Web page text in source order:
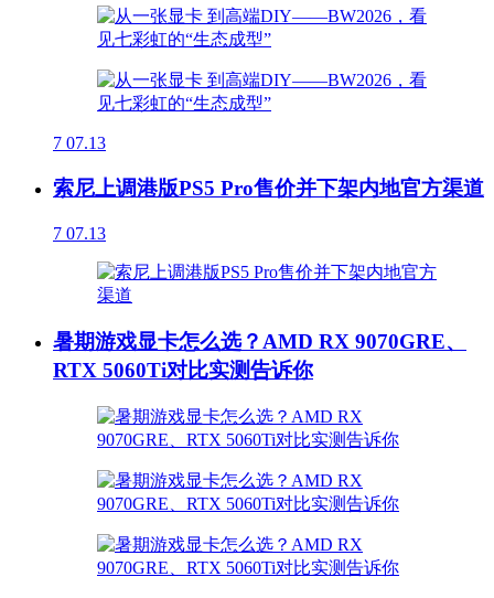
7 07.13
索尼上调港版PS5 Pro售价并下架内地官方渠道
7 07.13
暑期游戏显卡怎么选？AMD RX 9070GRE、
RTX 5060Ti对比实测告诉你